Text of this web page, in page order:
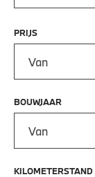
PRIJS
BOUWJAAR
KILOMETERSTAND